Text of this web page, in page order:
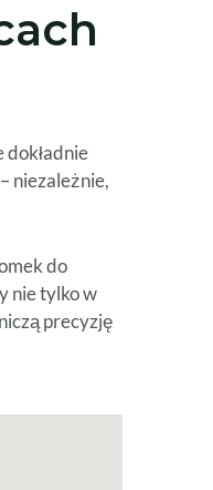
niezależnie,
do
nie tylko w
precyzję